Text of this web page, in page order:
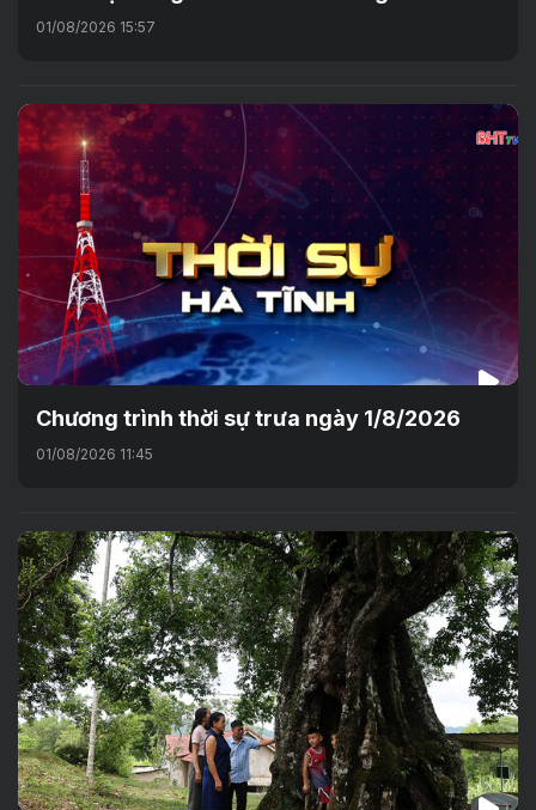
01/08/2026 15:57
Chương trình thời sự trưa ngày 1/8/2026
01/08/2026 11:45